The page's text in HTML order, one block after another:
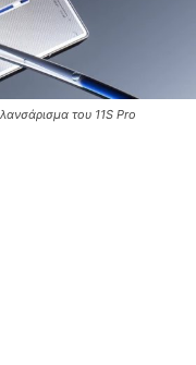
του 11S Pro